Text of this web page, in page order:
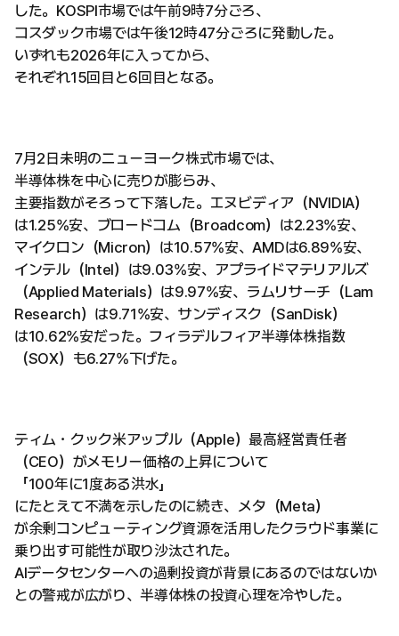
した。KOSPI市場では午前9時7分ごろ、
コスダック市場では午後12時47分ごろに発動した。
いずれも2026年に入ってから、
それぞれ15回目と6回目となる。
7月2日未明のニューヨーク株式市場では、
半導体株を中心に売りが膨らみ、
主要指数がそろって下落した。エヌビディア（NVIDIA）
は1.25%安、ブロードコム（Broadcom）は2.23%安、
マイクロン（Micron）は10.57%安、AMDは6.89%安、
インテル（Intel）は9.03%安、アプライドマテリアルズ
（Applied Materials）は9.97%安、ラムリサーチ（Lam
Research）は9.71%安、サンディスク（SanDisk）
は10.62%安だった。フィラデルフィア半導体株指数
（SOX）も6.27%下げた。
ティム・クック米アップル（Apple）最高経営責任者
（CEO）がメモリー価格の上昇について
「100年に1度ある洪水」
にたとえて不満を示したのに続き、メタ（Meta）
が余剰コンピューティング資源を活用したクラウド事業に
乗り出す可能性が取り沙汰された。
AIデータセンターへの過剰投資が背景にあるのではないか
との警戒が広がり、半導体株の投資心理を冷やした。